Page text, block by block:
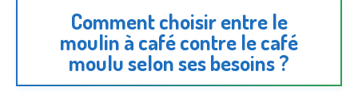
Comment choisir entre le
moulin à café contre le café
moulu selon ses besoins ?